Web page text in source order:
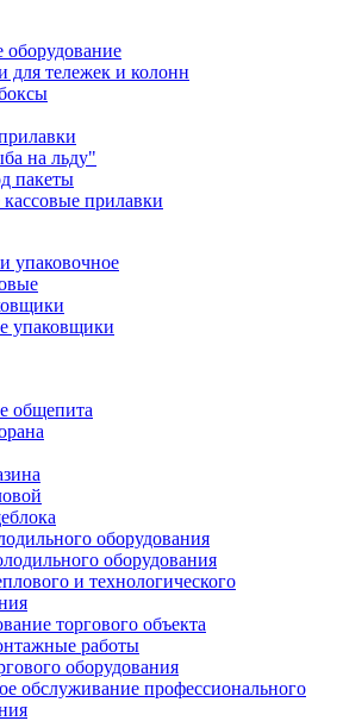
оборудование
для тележек и колонн
на льду"
пакеты
прилавки
упаковочное
упаковщики
общепита
оборудования
оборудования
и технологического
торгового объекта
работы
оборудования
обслуживание профессионального